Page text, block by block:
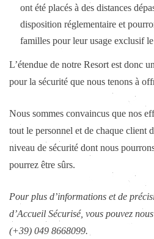
ont été placés à des distances
disposition réglementaire et
familles pour leur usage exclusif
L’étendue de notre Resort est donc
pour la sécurité que nous tenons à
Nous sommes convaincus que nos
tout le personnel et de chaque client
niveau de sécurité dont nous
pourrez être sûrs.
Pour plus d’informations et de
d’Accueil Sécurisé, vous pouvez
(+39) 049 8668099.